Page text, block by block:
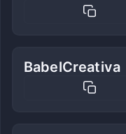
BabelCreativa